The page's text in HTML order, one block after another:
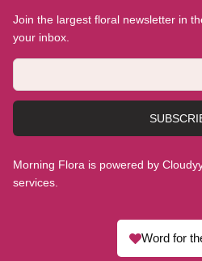
Join the largest floral newsletter in
your inbox.
Morning Flora is powered by
services.
Word for